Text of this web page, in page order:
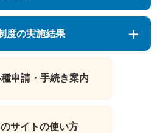
度の実施結果
申請・手続き案内
サイトの使い方